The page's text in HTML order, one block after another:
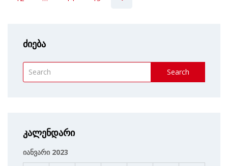
ძიება
Search
კალენდარი
იანვარი 2023